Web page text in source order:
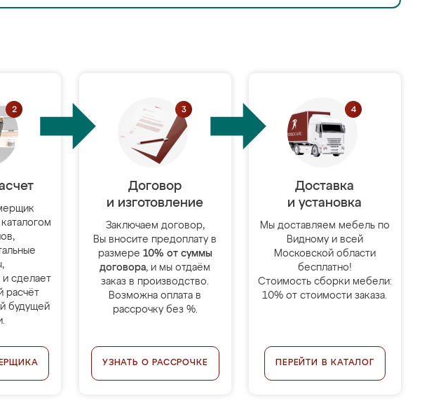
и сделает
расчёт
будущей
Договор
и изготовление
Заключаем договор,
Вы вносите предоплату в
размере 10% от суммы
договора, и мы отдаём
заказ в производство.
Возможна оплата в
рассрочку без %.
УЗНАТЬ О РАССРОЧКЕ
Доставка
и установка
Мы доставляем мебель по
Видному и всей
Московской области
бесплатно!
Стоимость сборки мебели:
10% от стоимости заказа.
ПЕРЕЙТИ В КАТАЛОГ